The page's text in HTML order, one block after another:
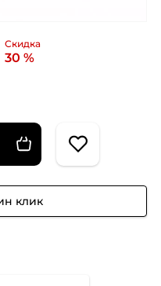
Скидка
30 %
клик